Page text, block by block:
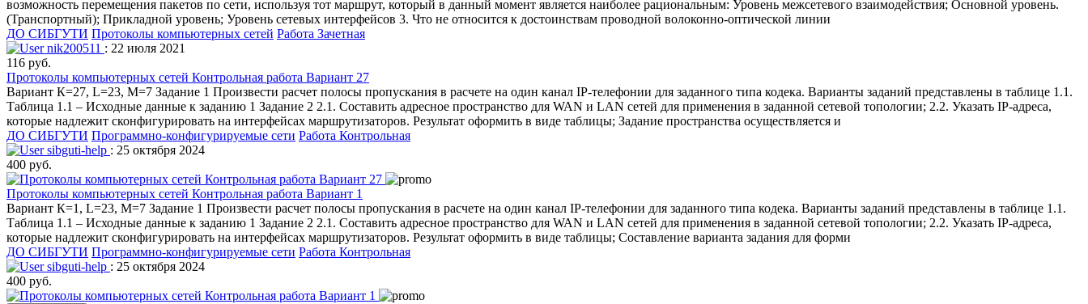
возможность перемещения пакетов по сети, используя тот маршрут, который в данный момент является наиболее рациональным: Уровень межсетевого взаимодействия; Основной уровень.
(Транспортный); Прикладной уровень; Уровень сетевых интерфейсов 3. Что не относится к достоинствам проводной волоконно-оптической линии
ДО СИБГУТИ Протоколы компьютерных сетей Работа Зачетная
nik200511 : 22 июля 2021
116 руб.
Протоколы компьютерных сетей Контрольная работа Вариант 27
Вариант К=27, L=23, M=7 Задание 1 Произвести расчет полосы пропускания в расчете на один канал IP-телефонии для заданного типа кодека. Варианты заданий представлены в таблице 1.1.
Таблица 1.1 – Исходные данные к заданию 1 Задание 2 2.1. Составить адресное пространство для WAN и LAN сетей для применения в заданной сетевой топологии; 2.2. Указать IP-адреса,
которые надлежит сконфигурировать на интерфейсах маршрутизаторов. Результат оформить в виде таблицы; Задание пространства осуществляется и
ДО СИБГУТИ Программно-конфигурируемые сети Работа Контрольная
sibguti-help : 25 октября 2024
400 руб.
Протоколы компьютерных сетей Контрольная работа Вариант 1
Вариант К=1, L=23, M=7 Задание 1 Произвести расчет полосы пропускания в расчете на один канал IP-телефонии для заданного типа кодека. Варианты заданий представлены в таблице 1.1.
Таблица 1.1 – Исходные данные к заданию 1 Задание 2 2.1. Составить адресное пространство для WAN и LAN сетей для применения в заданной сетевой топологии; 2.2. Указать IP-адреса,
которые надлежит сконфигурировать на интерфейсах маршрутизаторов. Результат оформить в виде таблицы; Составление варианта задания для форми
ДО СИБГУТИ Программно-конфигурируемые сети Работа Контрольная
sibguti-help : 25 октября 2024
400 руб.